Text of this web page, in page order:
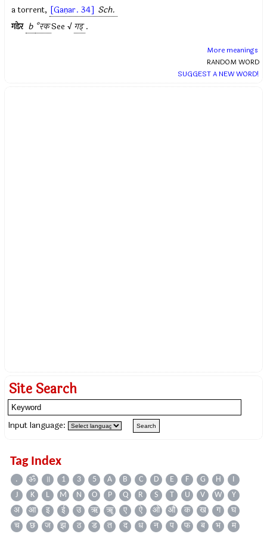
a torrent, [Gaṇar. 34] Sch.
गडेर b °रकSee √गड् .
More meanings
RANDOM WORD
SUGGEST A NEW WORD!
Site Search
Input language:
Tag Index
. ॐ ॥ 1 3 5 A B C D E F G H
I
J
K L M N O P Q R S T U V W
Y
अ
आ इ ई उ ऋ ॠ ए ऐ ओ औ क ख ग
घ
च
छ ज झ ठ ड त द ध न प फ ब भ
म